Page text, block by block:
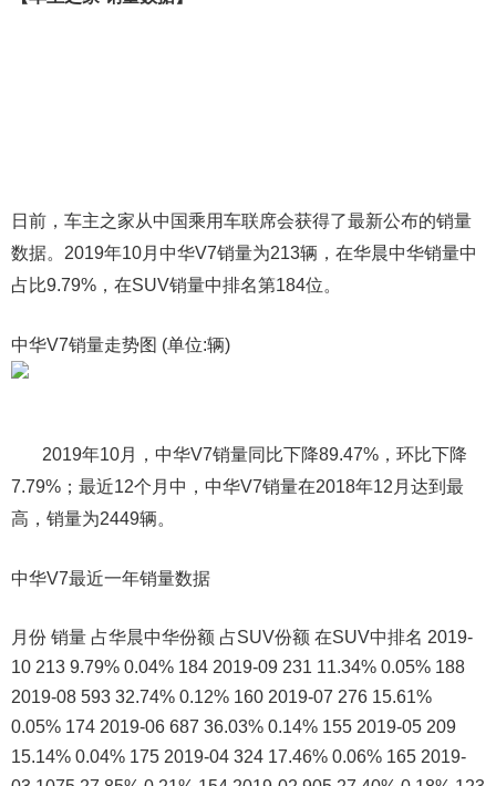
日前，车主之家从中国乘用车联席会获得了最新公布的销量
数据。2019年10月中华V7销量为213辆，在华晨中华销量中
占比9.79%，在SUV销量中排名第184位。
中华V7销量走势图 (单位:辆)
2019年10月，中华V7销量同比下降89.47%，环比下降
7.79%；最近12个月中，中华V7销量在2018年12月达到最
高，销量为2449辆。
中华V7最近一年销量数据
月份 销量 占华晨中华份额 占SUV份额 在SUV中排名 2019-
10 213 9.79% 0.04% 184 2019-09 231 11.34% 0.05% 188
2019-08 593 32.74% 0.12% 160 2019-07 276 15.61%
0.05% 174 2019-06 687 36.03% 0.14% 155 2019-05 209
15.14% 0.04% 175 2019-04 324 17.46% 0.06% 165 2019-